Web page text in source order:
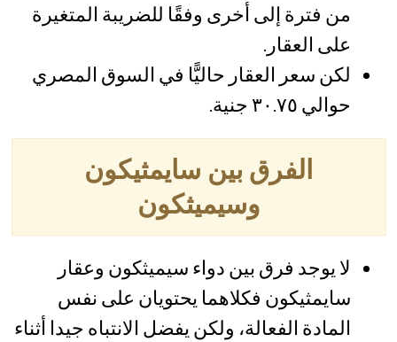
من فترة إلى أخرى وفقًا للضريبة المتغيرة
على العقار.
لكن سعر العقار حاليًّا في السوق المصري
حوالي ٣٠.٧٥ جنية.
الفرق بين سايمثيكون
وسيميثكون
لا يوجد فرق بين دواء سيميثكون وعقار
سايمثيكون فكلاهما يحتويان على نفس
المادة الفعالة، ولكن يفضل الانتباه جيدا أثناء